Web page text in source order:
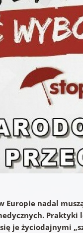
Europie nadal
Praktyki
je życiodajnymi